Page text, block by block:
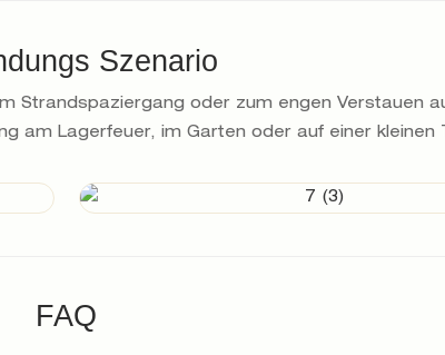
Szenario
Strandspaziergang oder zum engen Verstauen
am Lagerfeuer, im Garten oder auf einer kleinen
FAQ